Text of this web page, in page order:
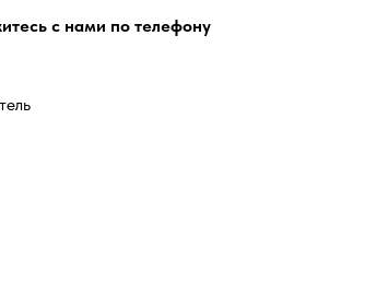
с нами по телефону